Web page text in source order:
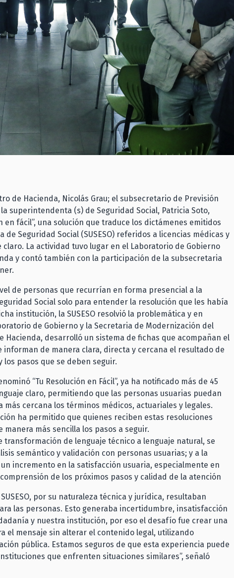
de Hacienda, Nicolás Grau; el subsecretario de Previsión
la superintendenta (s) de Seguridad Social, Patricia Soto,
en fácil”, una solución que traduce los dictámenes emitidos
de Seguridad Social (SUSESO) referidos a licencias médicas y
La actividad tuvo lugar en el Laboratorio de Gobierno
y contó también con la participación de la subsecretaria
de personas que recurrían en forma presencial a la
Social solo para entender la resolución que les había
institución, la SUSESO resolvió la problemática y en
de Gobierno y la Secretaria de Modernización del
Hacienda, desarrolló un sistema de fichas que acompañan el
informan de manera clara, directa y cercana el resultado de
los pasos que se deben seguir.
“Tu Resolución en Fácil”, ya ha notificado más de 45
claro, permitiendo que las personas usuarias puedan
más cercana los términos médicos, actuariales y legales.
ha permitido que quienes reciben estas resoluciones
más sencilla los pasos a seguir.
transformación de lenguaje técnico a lenguaje natural, se
semántico y validación con personas usuarias; y a la
incremento en la satisfacción usuaria, especialmente en
de los próximos pasos y calidad de la atención
por su naturaleza técnica y jurídica, resultaban
las personas. Esto generaba incertidumbre, insatisfacción
y nuestra institución, por eso el desafío fue crear una
el mensaje sin alterar el contenido legal, utilizando
pública. Estamos seguros de que esta experiencia puede
que enfrenten situaciones similares”, señaló